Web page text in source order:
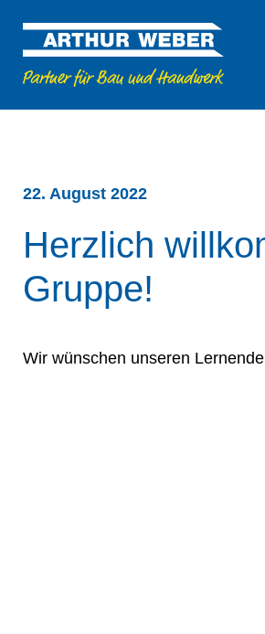
22. August 2022
Herzlich
Gruppe!
Wir wünschen unseren